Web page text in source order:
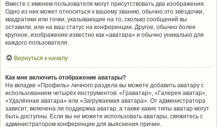
Вместе с именем пользователя могут присутствовать два изображения.
Одно из них может относиться к вашему званию, обычно это звёздочки,
квадратики или точки, указывающие на то, сколько сообщений вы
оставили, или на ваш статус на конференции. Другое, обычно более
крупное, изображение известно как «аватара» и обычно уникально для
каждого пользователя.
Вернуться к началу
Как мне включить отображение аватары?
На вкладке «Профиль» личного раздела вы можете добавить аватару с
использованием четырёх инструментов: «Граватар», «Галерея аватар»,
«Удалённая аватара» или «Загружаемая аватара». От администратора
зависит, включена ли поддержка аватар, а также какие типы аватар могут
быть доступны. Если вы не можете использовать аватары, свяжитесь с
администратором конференции для выяснения причин.